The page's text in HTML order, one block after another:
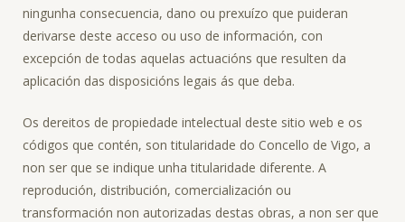
ningunha consecuencia, dano ou prexuízo que puideran
derivarse deste acceso ou uso de información, con
excepción de todas aquelas actuacións que resulten da
aplicación das disposicións legais ás que deba.
Os dereitos de propiedade intelectual deste sitio web e os
códigos que contén, son titularidade do Concello de Vigo, a
non ser que se indique unha titularidade diferente. A
reprodución, distribución, comercialización ou
transformación non autorizadas destas obras, a non ser que